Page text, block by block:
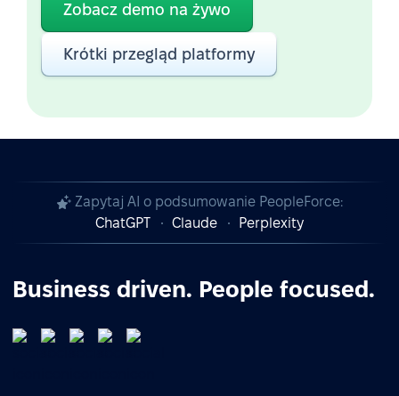
Zobacz demo na żywo
Krótki przegląd platformy
Zapytaj AI o podsumowanie PeopleForce:
ChatGPT
Claude Perplexity
Business driven. People focused.